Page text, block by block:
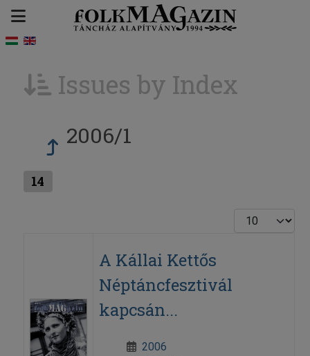
Issues by Index
2006/1
14
Display #
A Kállai Kettős
Néptáncfesztivál
kapcsán...
2006